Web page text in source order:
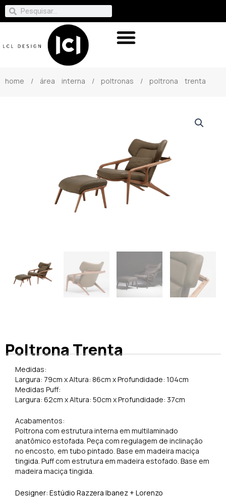
home / área interna / poltronas / poltrona trenta
Poltrona Trenta
Medidas:
Largura: 79cm x Altura: 86cm x Profundidade: 104cm
Medidas Puff:
Largura: 62cm x Altura: 50cm x Profundidade: 37cm
Acabamentos:
Poltrona com estrutura interna em multilaminado
anatômico estofada. Peça com regulagem de inclinação
no encosto, em tubo pintado. Base em madeira maciça
tingida. Puff com estrutura em madeira estofado. Base em
madeira maciça tingida.
Designer: Estúdio Razzera Ibanez + Lorenzo